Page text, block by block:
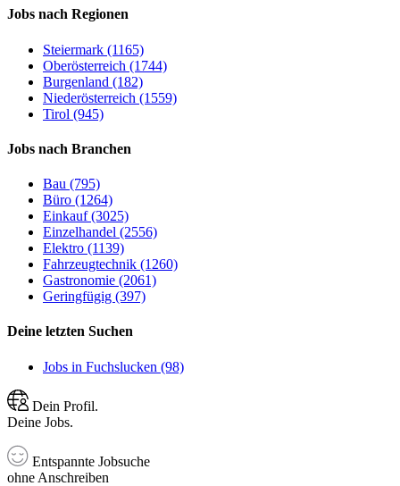
Jobs nach Regionen
Steiermark (1165)
Oberösterreich (1744)
Burgenland (182)
Niederösterreich (1559)
Tirol (945)
Jobs nach Branchen
Bau (795)
Büro (1264)
Einkauf (3025)
Einzelhandel (2556)
Elektro (1139)
Fahrzeugtechnik (1260)
Gastronomie (2061)
Geringfügig (397)
Deine letzten Suchen
Jobs in Fuchslucken (98)
Dein Profil.
Deine Jobs.
Entspannte Jobsuche
ohne Anschreiben